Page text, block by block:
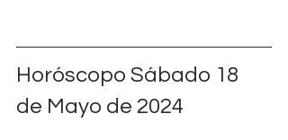
Horóscopo Sábado 18
de Mayo de 2024